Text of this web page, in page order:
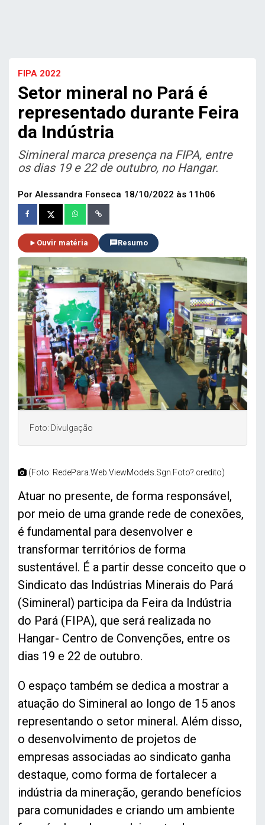
FIPA 2022
Setor mineral no Pará é
representado durante Feira
da Indústria
Simineral marca presença na FIPA, entre
os dias 19 e 22 de outubro, no Hangar.
Por Alessandra Fonseca 18/10/2022 às 11h06
Ouvir matéria Resumo
Foto: Divulgação
(Foto: RedePara.Web.ViewModels.Sgn.Foto?.credito)
Atuar no presente, de forma responsável,
por meio de uma grande rede de conexões,
é fundamental para desenvolver e
transformar territórios de forma
sustentável. É a partir desse conceito que o
Sindicato das Indústrias Minerais do Pará
(Simineral) participa da Feira da Indústria
do Pará (FIPA), que será realizada no
Hangar- Centro de Convenções, entre os
dias 19 e 22 de outubro.
O espaço também se dedica a mostrar a
atuação do Simineral ao longo de 15 anos
representando o setor mineral. Além disso,
o desenvolvimento de projetos de
empresas associadas ao sindicato ganha
destaque, como forma de fortalecer a
indústria da mineração, gerando benefícios
para comunidades e criando um ambiente